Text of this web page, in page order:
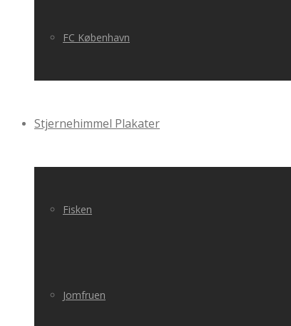
FC København
Stjernehimmel Plakater
Fisken
Jomfruen